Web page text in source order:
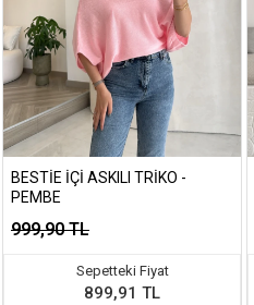
BESTIE İÇI ASKILI TRIKO -
PEMBE
999,90 TL
Sepetteki Fiyat
899,91 TL